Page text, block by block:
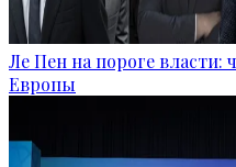
Ле Пен на пороге власти:
Европы